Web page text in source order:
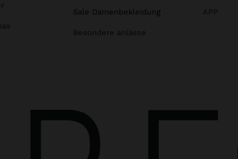
Sale Damenbekleidung
Besondere anlässe
APP